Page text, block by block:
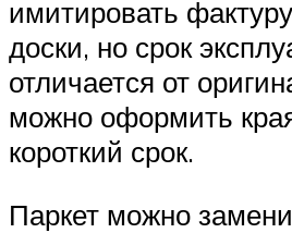
имитировать
доски, но срок
отличается от
можно оформить
короткий срок.
Паркет можно